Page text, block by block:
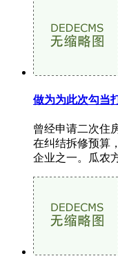
做为为此次勾当
曾经申请二次住
在纠结拆修预算
企业之一。瓜农